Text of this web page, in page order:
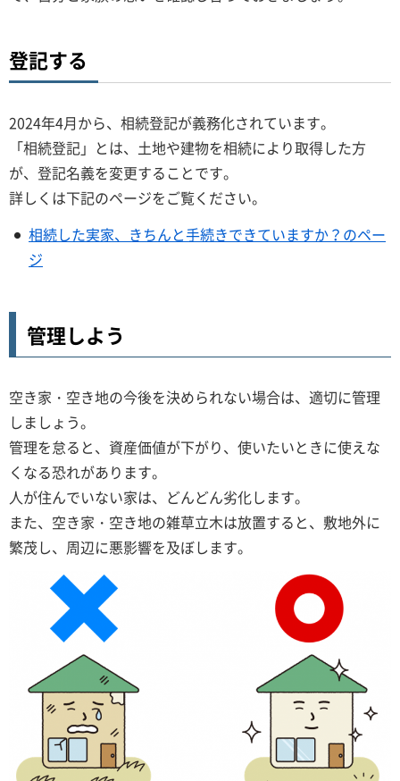
登記する
2024年4月から、相続登記が義務化されています。
「相続登記」とは、土地や建物を相続により取得した方
が、登記名義を変更することです。
詳しくは下記のページをご覧ください。
相続した実家、きちんと手続きできていますか？のペー
ジ
管理しよう
空き家・空き地の今後を決められない場合は、適切に管理
しましょう。
管理を怠ると、資産価値が下がり、使いたいときに使えな
くなる恐れがあります。
人が住んでいない家は、どんどん劣化します。
また、空き家・空き地の雑草立木は放置すると、敷地外に
繁茂し、周辺に悪影響を及ぼします。